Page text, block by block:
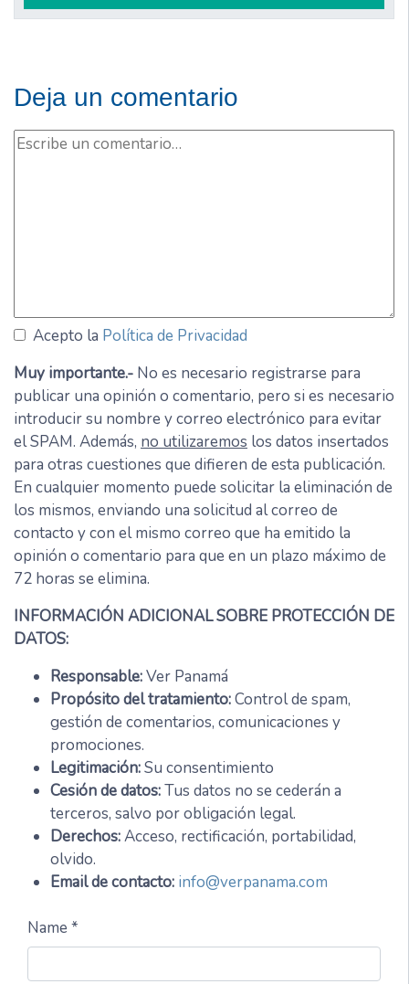
Deja un comentario
Acepto la Política de Privacidad
Muy importante.- No es necesario registrarse para
publicar una opinión o comentario, pero si es necesario
introducir su nombre y correo electrónico para evitar
el SPAM. Además, no utilizaremos los datos insertados
para otras cuestiones que difieren de esta publicación.
En cualquier momento puede solicitar la eliminación de
los mismos, enviando una solicitud al correo de
contacto y con el mismo correo que ha emitido la
opinión o comentario para que en un plazo máximo de
72 horas se elimina.
INFORMACIÓN ADICIONAL SOBRE PROTECCIÓN DE
DATOS:
Responsable:Ver Panamá
Propósito del tratamiento:Control de spam,
gestión de comentarios, comunicaciones y
promociones.
Legitimación:Su consentimiento
Cesión de datos:Tus datos no se cederán a
terceros, salvo por obligación legal.
Derechos:Acceso, rectificación, portabilidad,
olvido.
Email de contacto: info@verpanama.com
Name *